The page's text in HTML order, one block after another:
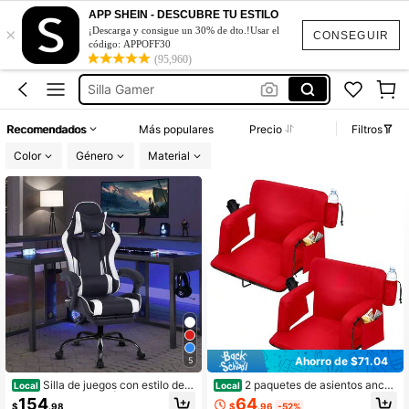
CONSEGUIR
×
APP SHEIN - DESCUBRE TU ESTILO
¡Descarga y consigue un 30% de dto.!Usar el
código: APPOFF30
(95,960)
Pc Controller
Sillas Para Gradas De Estadio
Silla Gamer
Sillas Gamer Hombre
Recomendados Más populares Precio
Filtros
Color
Género Material
5
Local Silla de juegos con estilo de c
arreras ergonómica | Silla de escrito
$154.98
Ahorro de $71.04
Local 2 paquetes de asientos ancho
s para gradas con respaldo, sillas d
$64.96 -52%